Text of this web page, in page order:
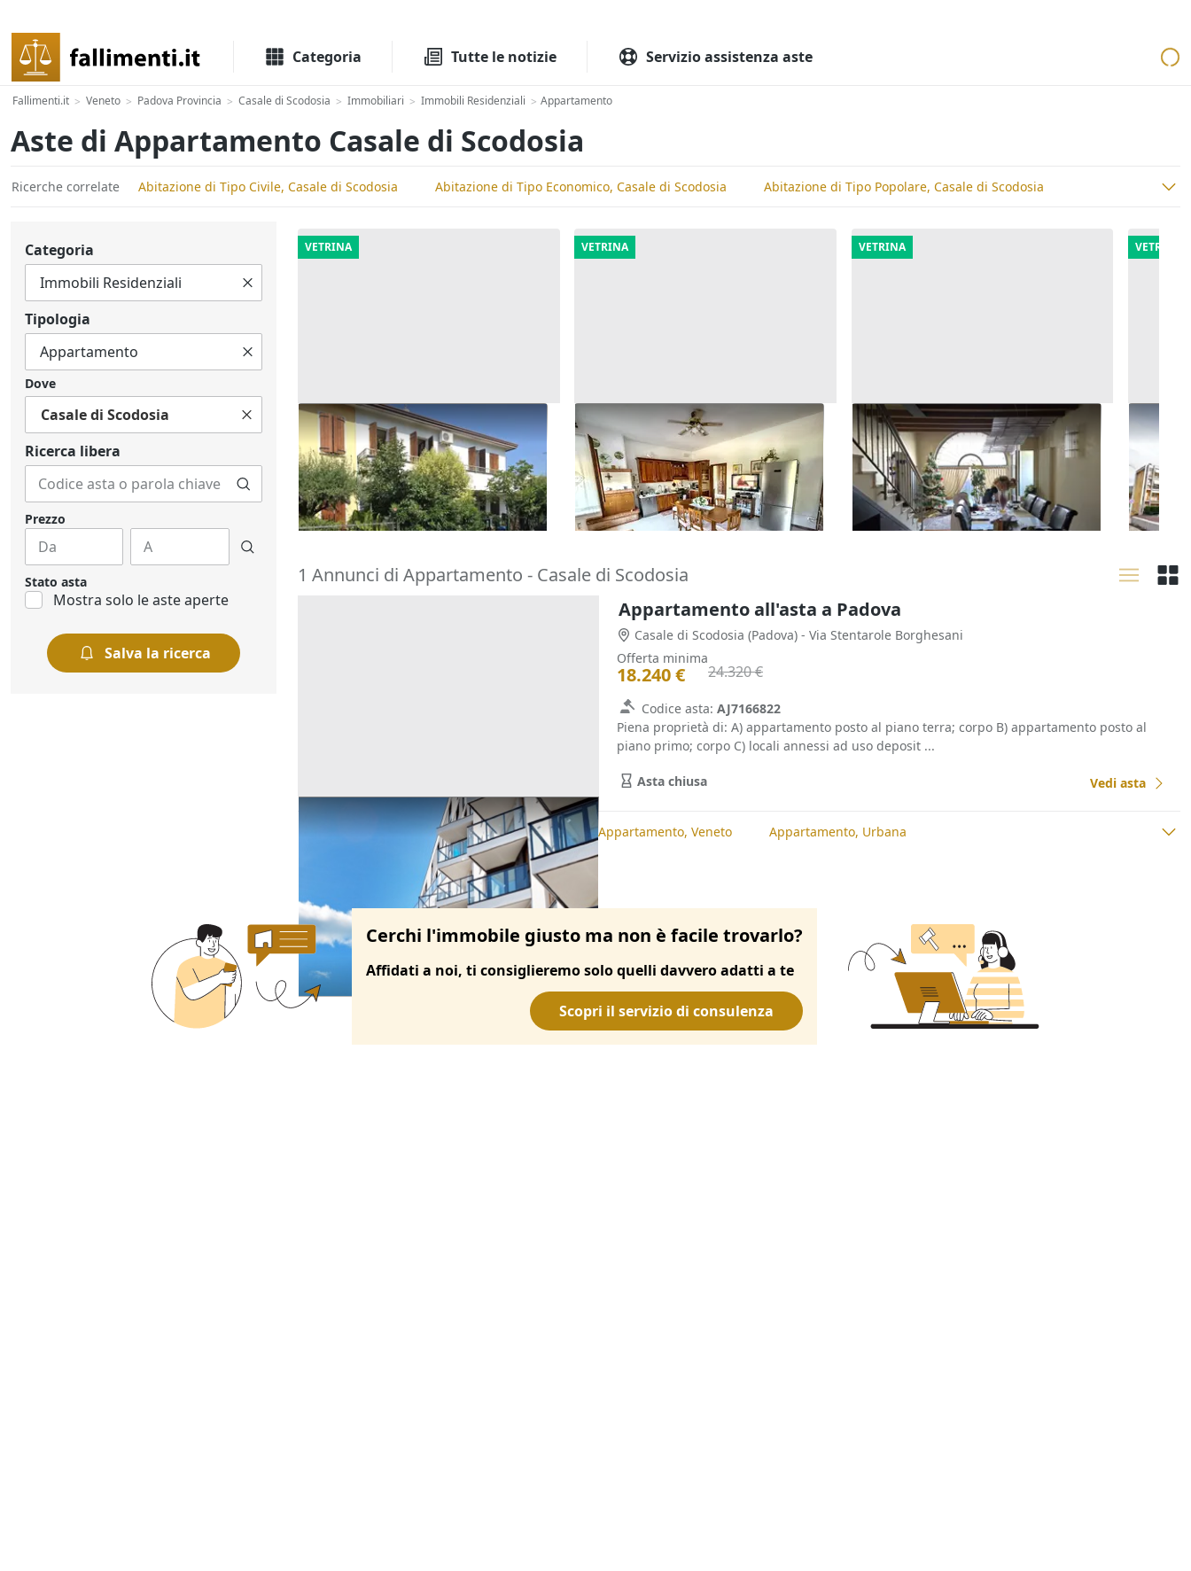
Categoria Tutte le notizie Servizio assistenza aste
Fallimenti.it > Veneto > Padova Provincia > Casale di Scodosia > Immobiliari > Immobili Residenziali > Appartamento
Aste di Appartamento Casale di Scodosia
Ricerche correlate Abitazione di Tipo Civile, Casale di Scodosia Abitazione di Tipo Economico, Casale di Scodosia Abitazione di Tipo Popolare, Casale di Scodosia
Categoria
Tipologia
Dove
Casale di Scodosia
Ricerca libera
Prezzo
Stato asta
Mostra solo le aste aperte
Salva la ricerca
VETRINA
Asta Abitazione cielo terra con
cortile e cantina
Montegrotto Terme (Padova)
195.000 €
20/10/2026
VETRINA
Asta Appartamento al piano
primo (Sub 2)
Zevio (Verona)
157.296 €
29/09/2026
VETRINA
Asta Alloggio duplex con
giardinetto e garage
Arzignano (Vicenza)
80.160 €
17/09/2026
VETRINA
Asta
con
30/
1 Annunci di Appartamento - Casale di Scodosia
Appartamento all'asta a Padova
Casale di Scodosia (Padova) - Via Stentarole Borghesani
Offerta minima
18.240 € 24.320 €
Codice asta: AJ7166822
Piena proprietà di: A) appartamento posto al piano terra; corpo B) appartamento posto al
piano primo; corpo C) locali annessi ad uso deposit ...
Asta chiusa Vedi asta
Ricerche correlate Appartamento, Padova Appartamento, Veneto Appartamento, Urbana
Cerchi l'immobile giusto ma non è facile trovarlo?
Affidati a noi, ti consiglieremo solo quelli davvero adatti a te
Scopri il servizio di consulenza